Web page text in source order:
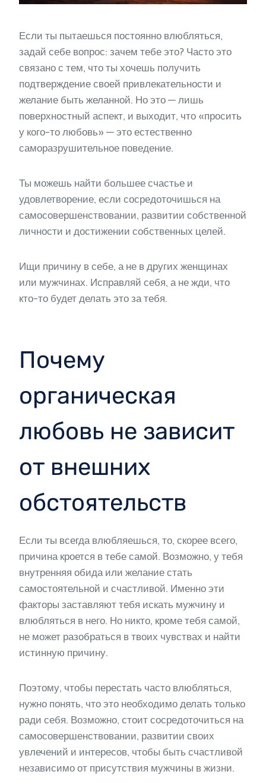
Если ты пытаешься постоянно влюбляться,
задай себе вопрос: зачем тебе это? Часто это
связано с тем, что ты хочешь получить
подтверждение своей привлекательности и
желание быть желанной. Но это — лишь
поверхностный аспект, и выходит, что «просить
у кого-то любовь» — это естественно
саморазрушительное поведение.
Ты можешь найти большее счастье и
удовлетворение, если сосредоточишься на
самосовершенствовании, развитии собственной
личности и достижении собственных целей.
Ищи причину в себе, а не в других женщинах
или мужчинах. Исправляй себя, а не жди, что
кто-то будет делать это за тебя.
Почему
органическая
любовь не зависит
от внешних
обстоятельств
Если ты всегда влюбляешься, то, скорее всего,
причина кроется в тебе самой. Возможно, у тебя
внутренняя обида или желание стать
самостоятельной и счастливой. Именно эти
факторы заставляют тебя искать мужчину и
влюбляться в него. Но никто, кроме тебя самой,
не может разобраться в твоих чувствах и найти
истинную причину.
Поэтому, чтобы перестать часто влюбляться,
нужно понять, что это необходимо делать только
ради себя. Возможно, стоит сосредоточиться на
самосовершенствовании, развитии своих
увлечений и интересов, чтобы быть счастливой
независимо от присутствия мужчины в жизни.